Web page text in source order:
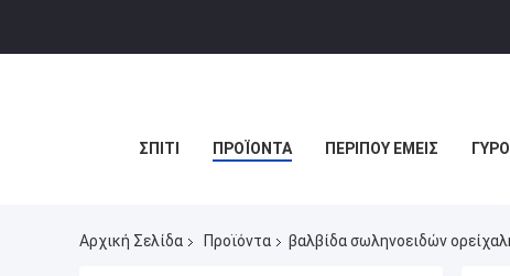
ΣΠΊΤΙ ΠΡΟΪΌΝΤΑ ΠΕΡΊΠΟΥ ΕΜΕΊΣ
Αρχική Σελίδα Προϊόντα βαλβίδα σωληνοειδών